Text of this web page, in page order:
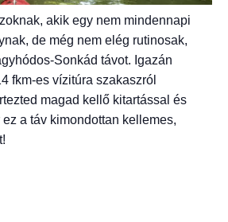
akik egy nem mindennapi
de még nem elég rutinosak,
Sonkád távot. Igazán
fkm-es vízitúra szakaszról
magad kellő kitartással és
a táv kimondottan kellemes,